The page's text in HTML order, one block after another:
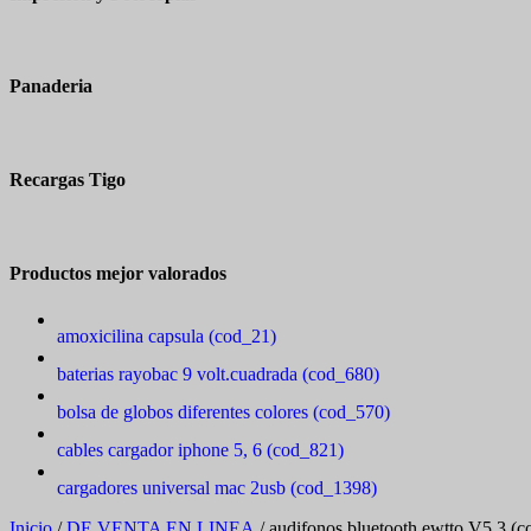
Panaderia
Recargas Tigo
Productos mejor valorados
amoxicilina capsula (cod_21)
baterias rayobac 9 volt.cuadrada (cod_680)
bolsa de globos diferentes colores (cod_570)
cables cargador iphone 5, 6 (cod_821)
cargadores universal mac 2usb (cod_1398)